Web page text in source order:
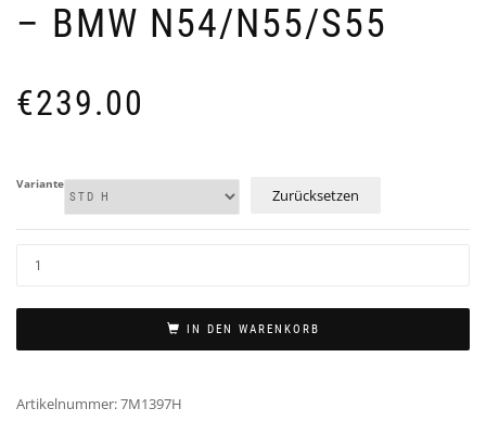
– BMW N54/N55/S55
€239.00
Variante
Zurücksetzen
IN DEN WARENKORB
Artikelnummer:7M1397H